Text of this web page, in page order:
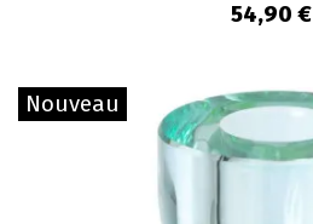
54,90 €
Nouveau